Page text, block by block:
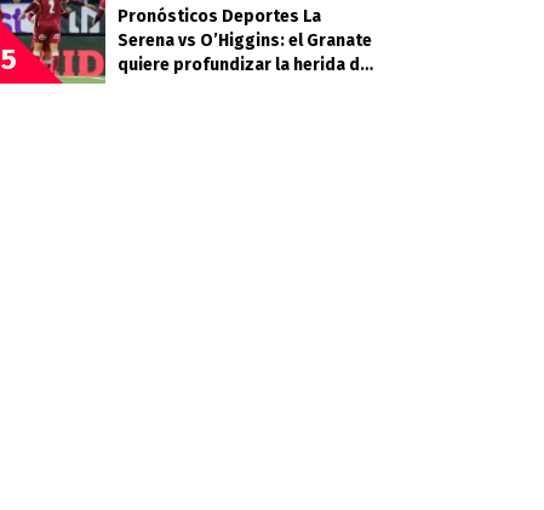
5
Pronósticos Deportes La
Serena vs O’Higgins: el Granate
quiere profundizar la herida del